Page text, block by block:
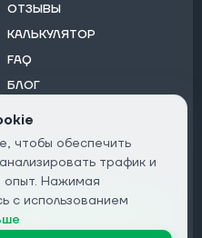
ОТЗЫВЫ
КАЛЬКУЛЯТОР
FAQ
БЛОГ
чтобы обеспечить
трафик и
опыт. Нажимая
с использованием